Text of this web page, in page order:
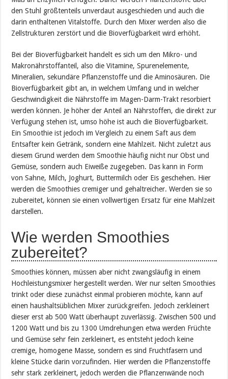
den Stuhl größtenteils unverdaut ausgeschieden und auch die
darin enthaltenen Vitalstoffe. Durch den Mixer werden also die
Zellstrukturen zerstört und die Bioverfügbarkeit wird erhöht.
Bei der Bioverfügbarkeit handelt es sich um den Mikro- und
Makronährstoffanteil, also die Vitamine, Spurenelemente,
Mineralien, sekundäre Pflanzenstoffe und die Aminosäuren. Die
Bioverfügbarkeit gibt an, in welchem Umfang und in welcher
Geschwindigkeit die Nährstoffe im Magen-Darm-Trakt resorbiert
werden können. Je höher der Anteil an Nährstoffen, die direkt zur
Verfügung stehen ist, umso höhe ist auch die Bioverfügbarkeit.
Ein Smoothie ist jedoch im Vergleich zu einem Saft aus dem
Entsafter kein Getränk, sondern eine Mahlzeit. Nicht zuletzt aus
diesem Grund werden dem Smoothie häufig nicht nur Obst und
Gemüse, sondern auch Eiweiße zugegeben. Das kann in Form
von Sahne, Milch, Joghurt, Buttermilch oder Eis geschehen. Hier
werden die Smoothies cremiger und gehaltreicher. Werden sie so
zubereitet, können sie einen vollwertigen Ersatz für eine Mahlzeit
darstellen.
Wie werden Smoothies
zubereitet?
Smoothies können, müssen aber nicht zwangsläufig in einem
Hochleistungsmixer hergestellt werden. Wer nur selten Smoothies
trinkt oder diese zunächst einmal probieren möchte, kann auf
einen haushaltsüblichen Mixer zurückgreifen. Jedoch zerkleinert
dieser erst ab 500 Watt überhaupt zuverlässig. Zwischen 500 und
1200 Watt und bis zu 1300 Umdrehungen etwa werden Früchte
und Gemüse sehr fein zerkleinert, es entsteht jedoch keine
cremige, homogene Masse, sondern es sind Fruchtfasern und
kleine Stücke darin vorzufinden. Hier werden die Pflanzenstoffe
sehr stark zerkleinert, jedoch werden die Pflanzenwände noch